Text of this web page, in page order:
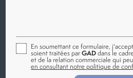
En soumettant ce formulaire,
soient traitées parGADdans le
et de la relation commerciale qui
en consultant notre politique de